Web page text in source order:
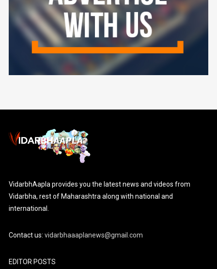
VidarbhAapla provides you the latest news and videos from
Vidarbha, rest of Maharashtra along with national and
international.
Contact us:vidarbhaaaplanews@gmail.com
EDITOR POSTS